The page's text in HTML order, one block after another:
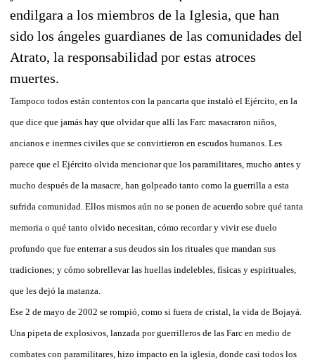
endilgara a los miembros de la Iglesia, que han
sido los ángeles guardianes de las comunidades del
Atrato, la responsabilidad por estas atroces
muertes.
Tampoco todos están contentos con la pancarta que instaló el Ejército, en la
que dice que jamás hay que olvidar que allí las Farc masacraron niños,
ancianos e inermes civiles que se convirtieron en escudos humanos. Les
parece que el Ejército olvida mencionar que los paramilitares, mucho antes y
mucho después de la masacre, han golpeado tanto como la guerrilla a esta
sufrida comunidad. Ellos mismos aún no se ponen de acuerdo sobre qué tanta
memoria o qué tanto olvido necesitan, cómo recordar y vivir ese duelo
profundo que fue enterrar a sus deudos sin los rituales que mandan sus
tradiciones; y cómo sobrellevar las huellas indelebles, físicas y espirituales,
que les dejó la matanza.
Ese 2 de mayo de 2002 se rompió, como si fuera de cristal, la vida de Bojayá.
Una pipeta de explosivos, lanzada por guerrilleros de las Farc en medio de
combates con paramilitares, hizo impacto en la iglesia, donde casi todos los